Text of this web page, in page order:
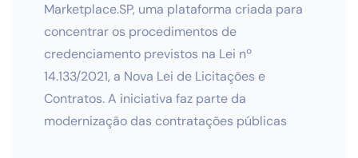
Marketplace.SP, uma plataforma criada para
concentrar os procedimentos de
credenciamento previstos na Lei nº
14.133/2021, a Nova Lei de Licitações e
Contratos. A iniciativa faz parte da
modernização das contratações públicas